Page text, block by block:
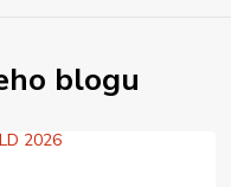
blogu